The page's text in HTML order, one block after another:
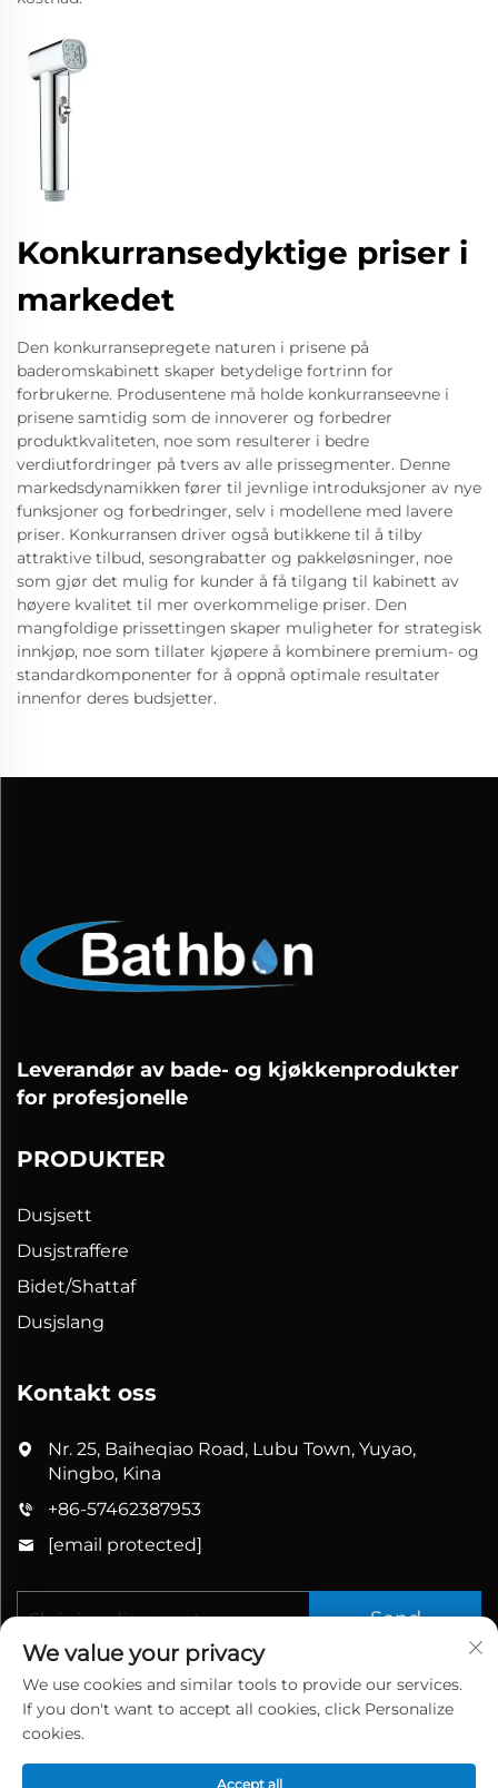
Konkurransedyktige priser i
markedet
Den konkurransepregete naturen i prisene på
baderomskabinett skaper betydelige fortrinn for
forbrukerne. Produsentene må holde konkurranseevne i
prisene samtidig som de innoverer og forbedrer
produktkvaliteten, noe som resulterer i bedre
verdiutfordringer på tvers av alle prissegmenter. Denne
markedsdynamikken fører til jevnlige introduksjoner av nye
funksjoner og forbedringer, selv i modellene med lavere
priser. Konkurransen driver også butikkene til å tilby
attraktive tilbud, sesongrabatter og pakkeløsninger, noe
som gjør det mulig for kunder å få tilgang til kabinett av
høyere kvalitet til mer overkommelige priser. Den
mangfoldige prissettingen skaper muligheter for strategisk
innkjøp, noe som tillater kjøpere å kombinere premium- og
standardkomponenter for å oppnå optimale resultater
innenfor deres budsjetter.
Leverandør av bade- og kjøkkenprodukter
for profesjonelle
PRODUKTER
Dusjsett
Dusjstraffere
Bidet/Shattaf
Dusjslang
Kontakt oss
Nr. 25, Baiheqiao Road, Lubu Town, Yuyao,
Ningbo, Kina
+86-57462387953
[email protected]
Send
We value your privacy
We use cookies and similar tools to provide our services.
If you don't want to accept all cookies, click Personalize
cookies.
Accept all